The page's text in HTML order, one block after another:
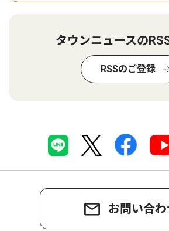
タウンニュースの
RSSのご登録
お問い合わ